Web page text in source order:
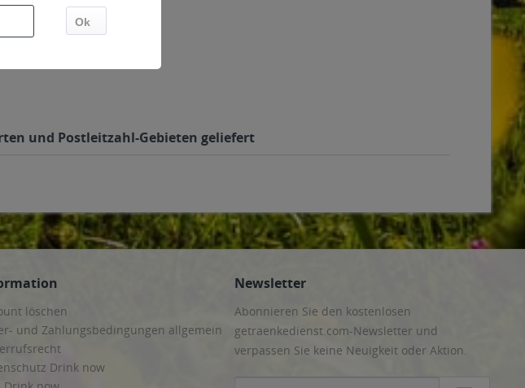
und Postleitzahl-Gebieten geliefert
löschen
und Zahlungsbedingungen allgemein
Drink now
Newsletter
Abonnieren Sie den kostenlosen
getraenkedienst.com-Newsletter und
verpassen Sie keine Neuigkeit oder Aktion.